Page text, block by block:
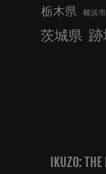
栃木県 横浜市
茨城県
IKUZO: